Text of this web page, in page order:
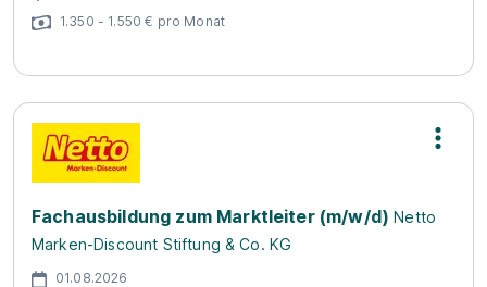
1.350 - 1.550 € pro Monat
Fachausbildung zum Marktleiter (m/w/d) Netto
Marken-Discount Stiftung & Co. KG
01.08.2026